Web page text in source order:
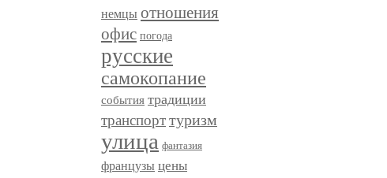
немцы отношения
офис погода
русские
самокопание
события традиции
транспорттуризм
улица фантазия
французы цены